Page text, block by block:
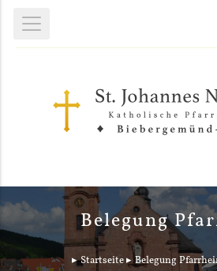
Belegung
Startseite Belegung